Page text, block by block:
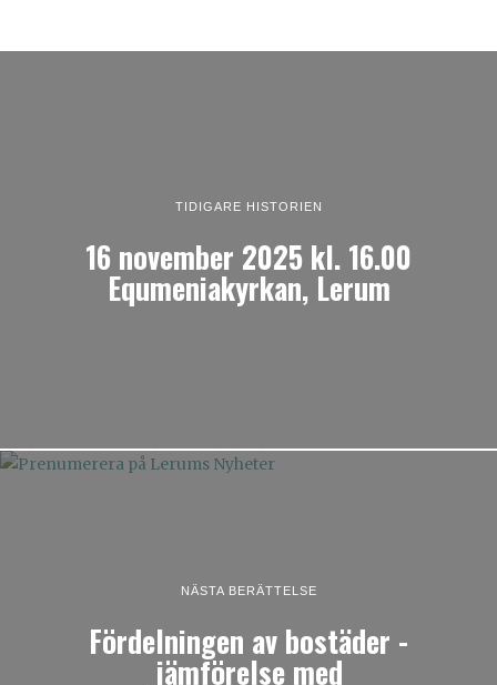
TIDIGARE HISTORIEN
16 november 2025 kl. 16.00
Equmeniakyrkan, Lerum
NÄSTA BERÄTTELSE
Fördelningen av bostäder -
jämförelse med